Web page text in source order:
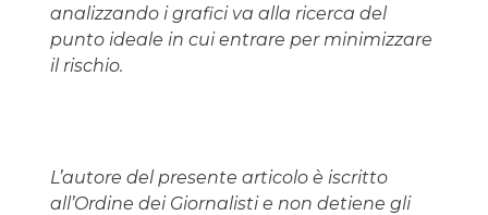
analizzando i grafici va alla ricerca del
punto ideale in cui entrare per minimizzare
il rischio.
L’autore del presente articolo è iscritto
all’Ordine dei Giornalisti e non detiene gli